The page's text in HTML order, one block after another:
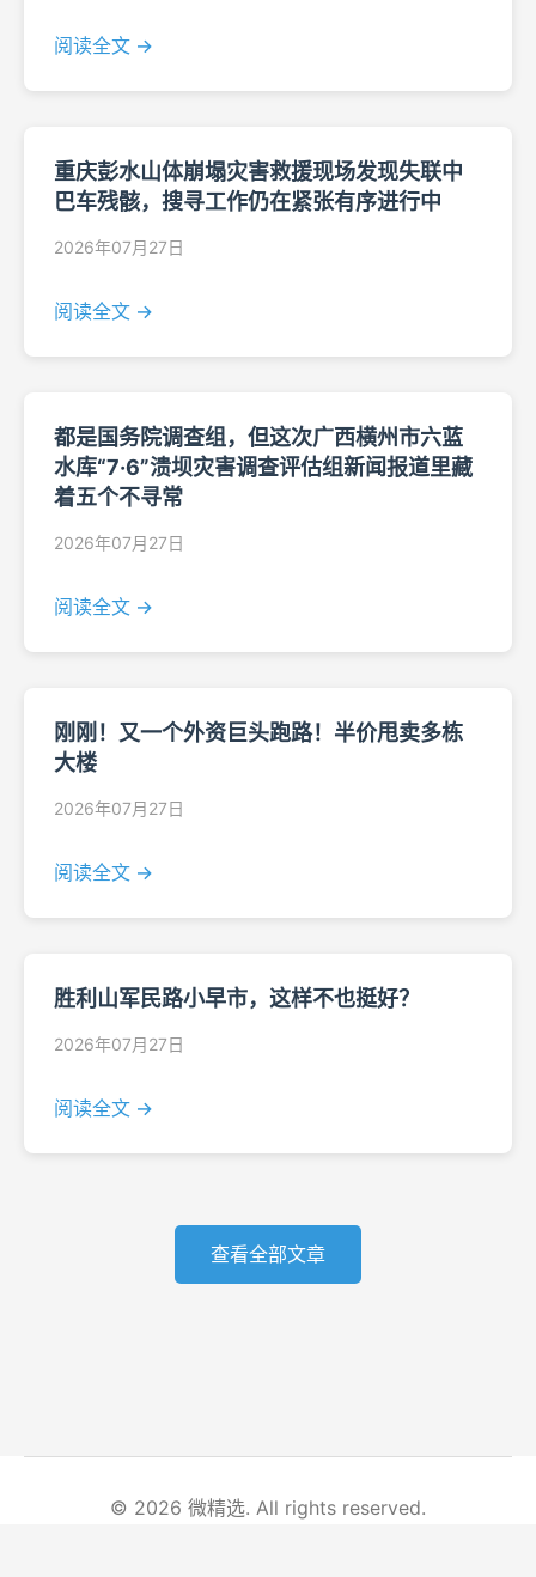
阅读全文 →
重庆彭水山体崩塌灾害救援现场发现失联中
巴车残骸，搜寻工作仍在紧张有序进行中
2026年07月27日
阅读全文 →
都是国务院调查组，但这次广西横州市六蓝
水库“7·6”溃坝灾害调查评估组新闻报道里藏
着五个不寻常
2026年07月27日
阅读全文 →
刚刚！又一个外资巨头跑路！半价甩卖多栋
大楼
2026年07月27日
阅读全文 →
胜利山军民路小早市，这样不也挺好？
2026年07月27日
阅读全文 →
查看全部文章
© 2026 微精选. All rights reserved.